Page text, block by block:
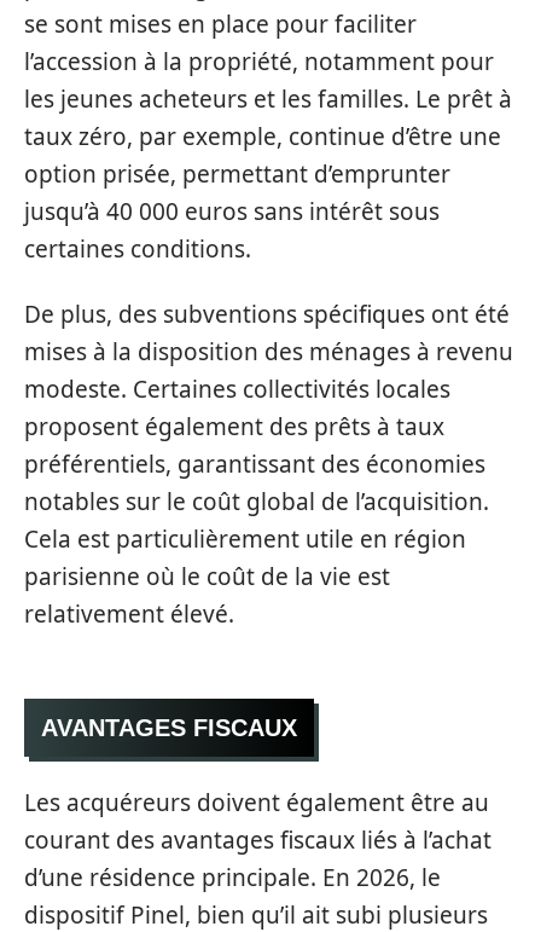
se sont mises en place pour faciliter
l’accession à la propriété, notamment pour
les jeunes acheteurs et les familles. Le prêt à
taux zéro, par exemple, continue d’être une
option prisée, permettant d’emprunter
jusqu’à 40 000 euros sans intérêt sous
certaines conditions.
De plus, des subventions spécifiques ont été
mises à la disposition des ménages à revenu
modeste. Certaines collectivités locales
proposent également des prêts à taux
préférentiels, garantissant des économies
notables sur le coût global de l’acquisition.
Cela est particulièrement utile en région
parisienne où le coût de la vie est
relativement élevé.
AVANTAGES FISCAUX
Les acquéreurs doivent également être au
courant des avantages fiscaux liés à l’achat
d’une résidence principale. En 2026, le
dispositif Pinel, bien qu’il ait subi plusieurs